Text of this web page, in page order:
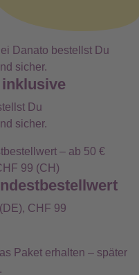
Du
sicher.
CHF 99